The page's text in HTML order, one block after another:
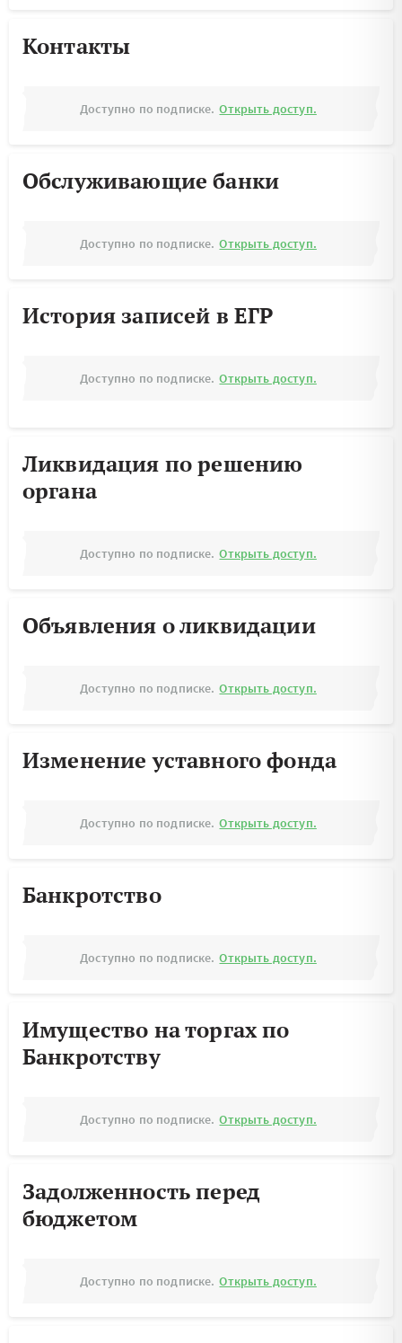
Контакты
Доступно по подписке. Открыть доступ.
Обслуживающие банки
Доступно по подписке. Открыть доступ.
История записей в ЕГР
Доступно по подписке. Открыть доступ.
Ликвидация по решению
органа
Доступно по подписке. Открыть доступ.
Объявления о ликвидации
Доступно по подписке. Открыть доступ.
Изменение уставного фонда
Доступно по подписке. Открыть доступ.
Банкротство
Доступно по подписке. Открыть доступ.
Имущество на торгах по
Банкротству
Доступно по подписке. Открыть доступ.
Задолженность перед
бюджетом
Доступно по подписке. Открыть доступ.